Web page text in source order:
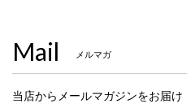
Mail メルマガ
当店からメールマガジンをお届け